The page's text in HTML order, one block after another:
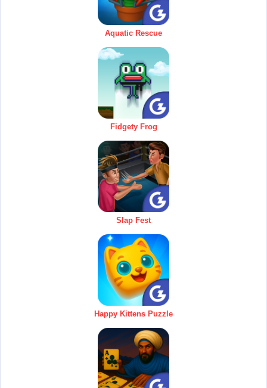
Aquatic Rescue
Fidgety Frog
Slap Fest
Happy Kittens Puzzle